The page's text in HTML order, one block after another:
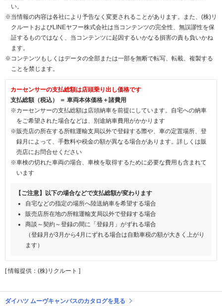
い。
※当情報の内容は各社により予告なく変更されることがあります。また、(株)リ
クルートおよびLINEヤフー株式会社は当コンテンツの完全性、無誤謬性を保
証するものではなく、当コンテンツに起因するいかなる損害の責も負いかね
ます。
※コンテンツもしくはデータの全部または一部を無断で転写、転載、複製する
ことを禁じます。
カーセンサーの支払総額は店頭乗り出し価格です
支払総額（税込） ＝ 車両本体価格＋諸費用
※カーセンサーの支払総額は店頭納車を前提にしています。自宅への納車
をご希望された場合などは、別途納車費用がかかります
※販売店の所在する所轄運輸支局以外で登録する際や、車の定置場所、登
録月によって、手数料や税金の額が異なる場合があります。詳しくは販
売店にお問合せください
※車検の切れた車両の場合、車検を取得するために必要な費用も含まれて
います
【ご注意】以下の場合などで支払総額が変わります
自宅などの指定の場所へ陸送納車を希望する場合
販売店所在地の所轄運輸支局以外で登録する場合
商談～契約～登録の間に「登録月」がずれる場合
（登録月が3月から4月にずれる場合は自動車税の額が大きく上がり
ます）
[ 情報提供：(株)リクルート ]
ダイハツ ムーヴキャンバスのカタログを見る